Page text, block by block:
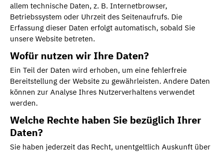
allem technische Daten, z. B. Internetbrowser,
Betriebssystem oder Uhrzeit des Seitenaufrufs. Die
Erfassung dieser Daten erfolgt automatisch, sobald Sie
unsere Website betreten.
Wofür nutzen wir Ihre Daten?
Ein Teil der Daten wird erhoben, um eine fehlerfreie
Bereitstellung der Website zu gewährleisten. Andere Daten
können zur Analyse Ihres Nutzerverhaltens verwendet
werden.
Welche Rechte haben Sie bezüglich Ihrer
Daten?
Sie haben jederzeit das Recht, unentgeltlich Auskunft über